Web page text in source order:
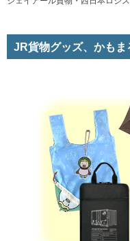
JR貨物グッズ、かも